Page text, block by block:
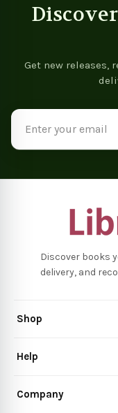
Get new releases,
Discover books
delivery, and
Shop
Help
Company